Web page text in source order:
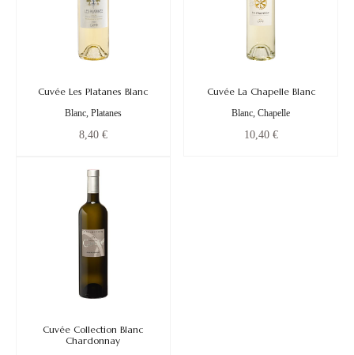
Cuvée Les Platanes Blanc
Blanc, Platanes
8,40 €
Cuvée La Chapelle Blanc
Blanc, Chapelle
10,40 €
Cuvée Collection Blanc
Chardonnay